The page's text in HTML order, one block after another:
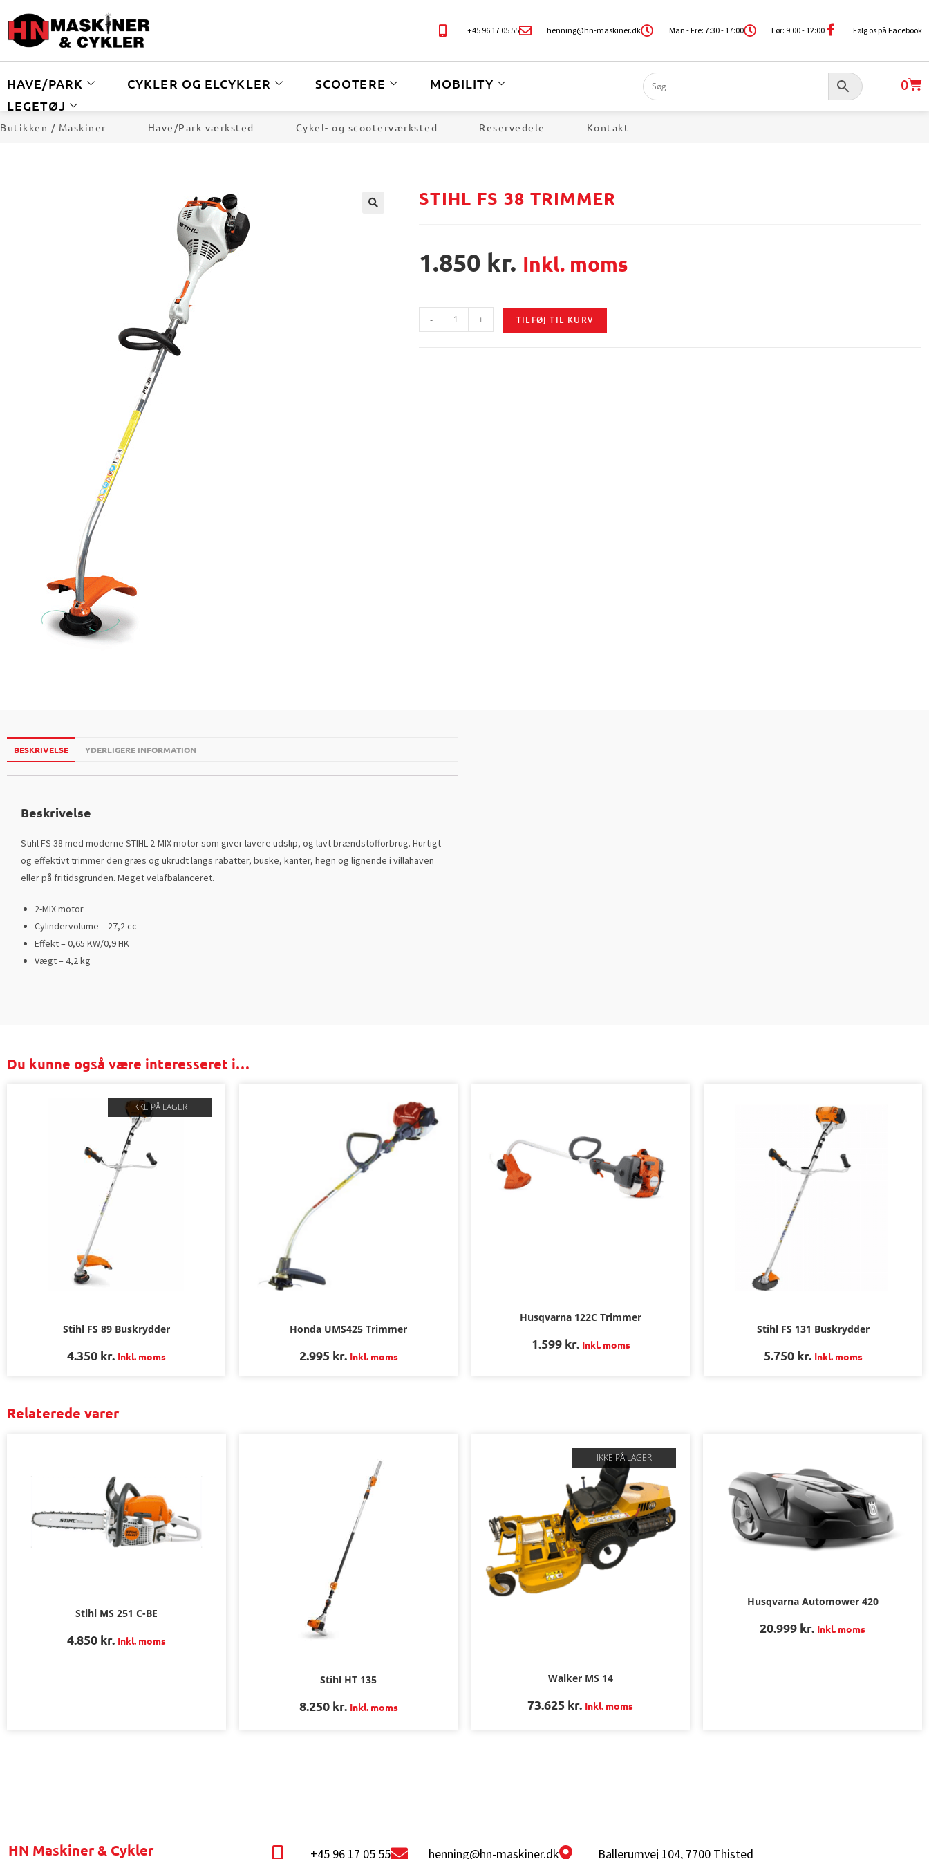
+45 96 17 05 55 henning@hn-maskiner.dk Man - Fre: 7:30 - 17:00 Lør: 9:00 - 12:00 Følg os på Facebook
HAVE/PARK CYKLER OG ELCYKLER SCOOTERE
MOBILITY
LEGETØJ
0
Butikken / Maskiner Have/Park værksted Cykel- og scooterværksted Reservedele Kontakt
STIHL FS 38 TRIMMER
1.850 kr. Inkl. moms
- + TILFØJ TIL KURV
BESKRIVELSE YDERLIGERE INFORMATION
Beskrivelse
Stihl FS 38 med moderne STIHL 2-MIX motor som giver lavere udslip, og lavt brændstofforbrug. Hurtigt
og effektivt trimmer den græs og ukrudt langs rabatter, buske, kanter, hegn og lignende i villahaven
eller på fritidsgrunden. Meget velafbalanceret.
2-MIX motor
Cylindervolume – 27,2 cc
Effekt – 0,65 KW/0,9 HK
Vægt – 4,2 kg
Du kunne også være interesseret i…
IKKE PÅ LAGER
Stihl FS 89 Buskrydder
4.350 kr. Inkl. moms
Honda UMS425 Trimmer
2.995 kr. Inkl. moms
Husqvarna 122C Trimmer
1.599 kr. Inkl. moms
Stihl FS 131 Buskrydder
5.750 kr. Inkl. moms
Relaterede varer
Stihl MS 251 C-BE
4.850 kr. Inkl. moms
Stihl HT 135
8.250 kr. Inkl. moms
IKKE PÅ LAGER
Walker MS 14
73.625 kr. Inkl. moms
Husqvarna Automower 420
20.999 kr. Inkl. moms
HN Maskiner & Cykler +45 96 17 05 55 henning@hn-maskiner.dk Ballerumvej 104, 7700 Thisted